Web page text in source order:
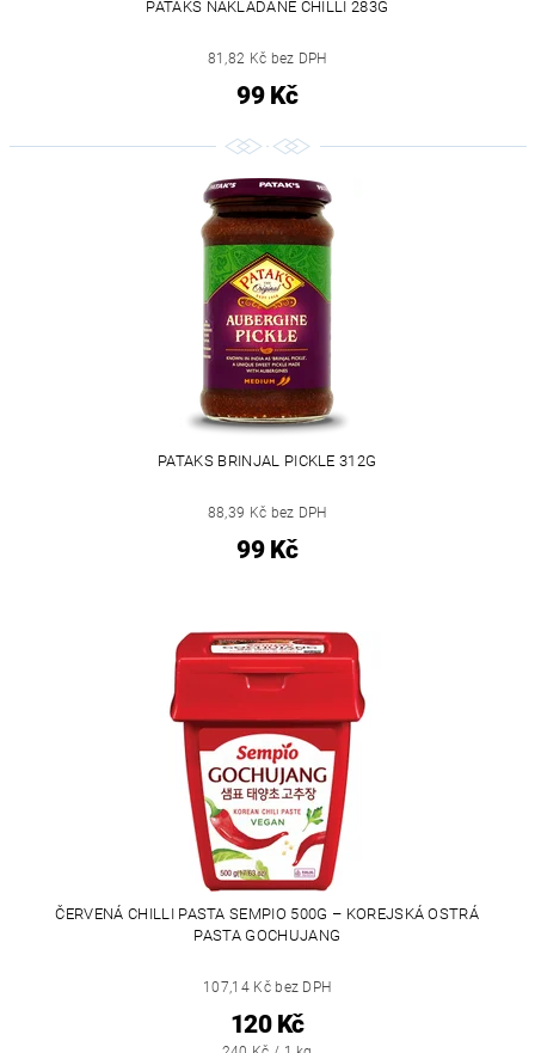
PATAKS NAKLÁDANÉ CHILLI 283G
81,82 Kč bez DPH
99 Kč
PATAKS BRINJAL PICKLE 312G
88,39 Kč bez DPH
99 Kč
ČERVENÁ CHILLI PASTA SEMPIO 500G – KOREJSKÁ OSTRÁ
PASTA GOCHUJANG
107,14 Kč bez DPH
120 Kč